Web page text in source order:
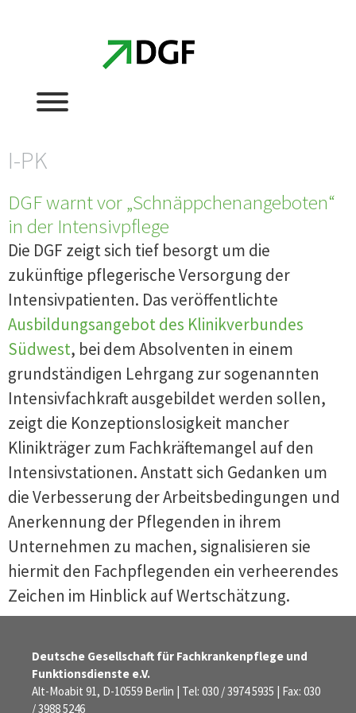
I-PK
DGF warnt vor „Schnäppchenangeboten“
in der Intensivpflege
Die DGF zeigt sich tief besorgt um die
zukünftige pflegerische Versorgung der
Intensivpatienten. Das veröffentlichte
Ausbildungsangebot des Klinikverbundes
Südwest, bei dem Absolventen in einem
grundständigen Lehrgang zur sogenannten
Intensivfachkraft ausgebildet werden sollen,
zeigt die Konzeptionslosigkeit mancher
Klinikträger zum Fachkräftemangel auf den
Intensivstationen. Anstatt sich Gedanken um
die Verbesserung der Arbeitsbedingungen und
Anerkennung der Pflegenden in ihrem
Unternehmen zu machen, signalisieren sie
hiermit den Fachpflegenden ein verheerendes
Zeichen im Hinblick auf Wertschätzung.
Deutsche Gesellschaft für Fachkrankenpflege und
Funktionsdienste e.V.
Alt-Moabit 91, D-10559 Berlin | Tel: 030 / 3974 5935 | Fax: 030
/ 3988 5246